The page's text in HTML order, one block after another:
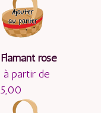
Flamant rose
à partir de
5,00